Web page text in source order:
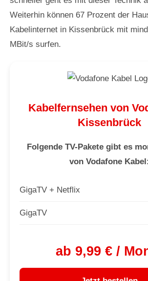
Weiterhin können 67 Prozent der
Kabelinternet in Kissenbrück mit
MBit/s surfen.
Kabelfernsehen von
Kissenbrück
Folgende TV-Pakete gibt es
von Vodafone Kabel:
GigaTV + Netflix
GigaTV
ab 9,99 € /